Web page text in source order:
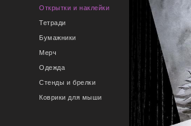
Открытки и наклейки
Тетради
Бумажники
Мерч
Одежда
Стенды и брелки
Коврики для мыши